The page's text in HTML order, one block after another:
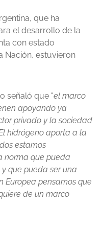
que ha
el desarrollo de la
con estado
Nación, estuvieron
señaló que "el marco
apoyando ya
privado y la sociedad
hidrógeno aporta a la
estamos
norma que pueda
y que pueda ser una
Europea pensamos que
de un marco